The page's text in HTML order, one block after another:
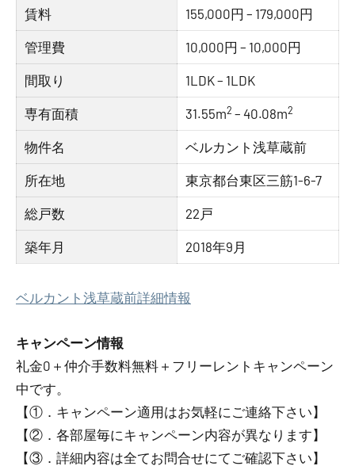
賃料 155,000円 – 179,000円
管理費 10,000円 – 10,000円
間取り 1LDK – 1LDK
専有面積 31.55m2 – 40.08m2
物件名 ベルカント浅草蔵前
所在地 東京都台東区三筋1-6-7
総戸数 22戸
築年月 2018年9月
ベルカント浅草蔵前詳細情報
キャンペーン情報
礼金0 ＋ 仲介手数料無料 ＋ フリーレント キャンペーン
中です。
【①．キャンペーン適用はお気軽にご連絡下さい】
【②．各部屋毎にキャンペーン内容が異なります】
【③．詳細内容は全てお問合せにてご確認下さい】